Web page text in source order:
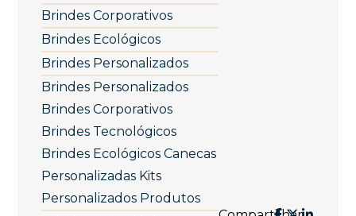
Brindes Corporativos
Brindes Ecológicos
Brindes Personalizados
Brindes Personalizados
Brindes Corporativos
Brindes Tecnológicos
Brindes Ecológicos Canecas
Personalizadas Kits
Personalizados Produtos